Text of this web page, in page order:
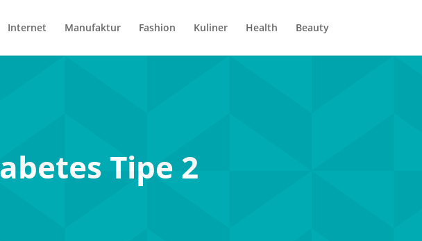
Internet Manufaktur Fashion Kuliner Health Beauty
Tipe 2